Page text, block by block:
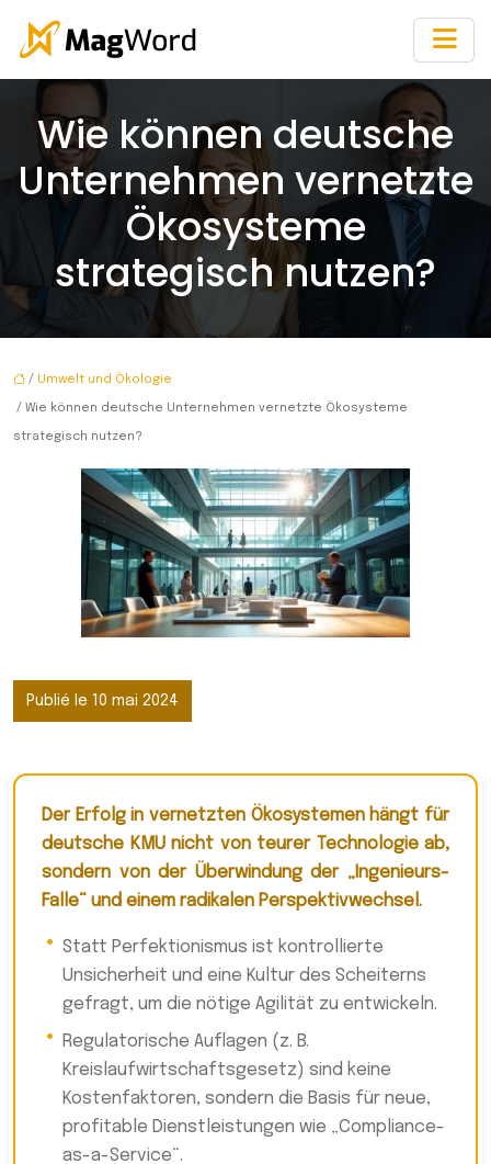
Wie können deutsche
Unternehmen vernetzte
Ökosysteme
strategisch nutzen?
/ Umwelt und Ökologie
/ Wie können deutsche Unternehmen vernetzte Ökosysteme
strategisch nutzen?
Publié le 10 mai 2024
Der Erfolg in vernetzten Ökosystemen hängt für
deutsche KMU nicht von teurer Technologie ab,
sondern von der Überwindung der „Ingenieurs-
Falle“ und einem radikalen Perspektivwechsel.
Statt Perfektionismus ist kontrollierte
Unsicherheit und eine Kultur des Scheiterns
gefragt, um die nötige Agilität zu entwickeln.
Regulatorische Auflagen (z. B.
Kreislaufwirtschaftsgesetz) sind keine
Kostenfaktoren, sondern die Basis für neue,
profitable Dienstleistungen wie „Compliance-
as-a-Service“.